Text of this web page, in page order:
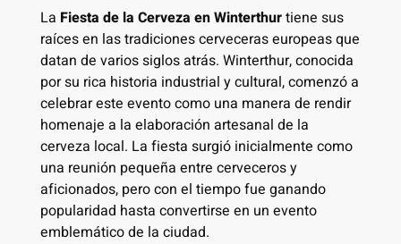
La Fiesta de la Cerveza en Winterthurtiene sus
raíces en las tradiciones cerveceras europeas que
datan de varios siglos atrás. Winterthur, conocida
por su rica historia industrial y cultural, comenzó a
celebrar este evento como una manera de rendir
homenaje a la elaboración artesanal de la
cerveza local. La fiesta surgió inicialmente como
una reunión pequeña entre cerveceros y
aficionados, pero con el tiempo fue ganando
popularidad hasta convertirse en un evento
emblemático de la ciudad.